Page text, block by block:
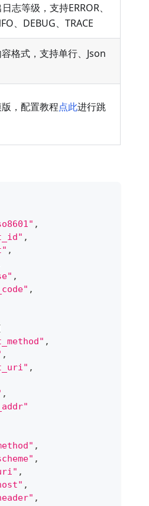
志等级，支持ERROR、
、DEBUG、TRACE
格式，支持单行、Json
，配置教程点此进行跳
,
,
,
,
,
,
,
,
,
,
,
,
,
,